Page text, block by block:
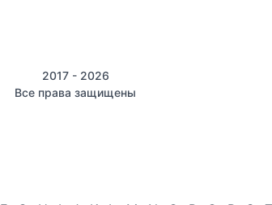
2017 - 2026
Все права защищены